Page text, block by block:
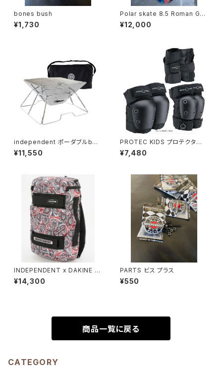
bones bush
¥1,730
Polar skate 8.5 Roman Gon
zalez
¥12,000
independent ポーダブルbbq
set!.
¥11,550
PROTEC KIDS プロテクタ
ー YS
¥7,480
INDEPENDENT x DAKINE ス
ケートキャリーバッグ25L
¥14,300
PARTS ビス プラス
¥550
商品一覧に戻る
CATEGORY